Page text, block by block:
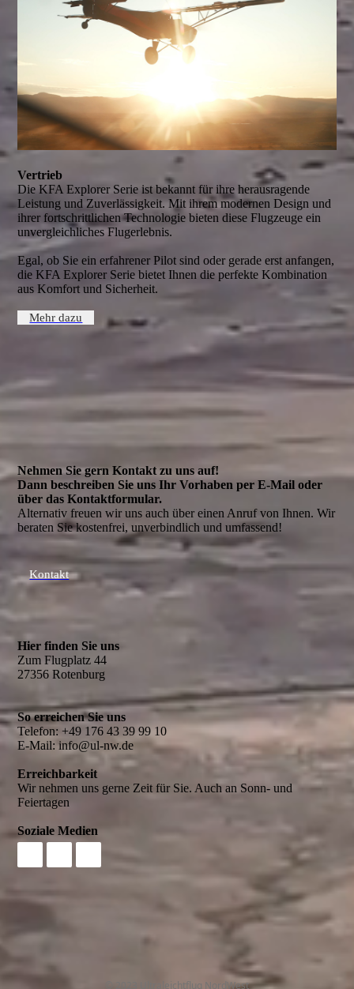
Vertrieb
Die KFA Explorer Serie ist bekannt für ihre herausragende
Leistung und Zuverlässigkeit. Mit ihrem modernen Design und
ihrer fortschrittlichen Technologie bieten diese Flugzeuge ein
unvergleichliches Flugerlebnis.
Egal, ob Sie ein erfahrener Pilot sind oder gerade erst anfangen,
die KFA Explorer Serie bietet Ihnen die perfekte Kombination
aus Komfort und Sicherheit.
Mehr dazu
Nehmen Sie gern Kontakt zu uns auf!
Dann beschreiben Sie uns Ihr Vorhaben per E-Mail oder
über das Kontakt­formular.
Alternativ freuen wir uns auch über einen Anruf von Ihnen. Wir
beraten Sie kostenfrei, unverbindlich und umfassend!
Kontakt
Hier finden Sie uns
Zum Flugplatz 44
27356 Rotenburg
So erreichen Sie uns
Telefon: +49 176 43 39 99 10
E-Mail: info@ul-nw.de
Erreichbarkeit
Wir nehmen uns gerne Zeit für Sie. Auch an Sonn- und
Feiertagen
Soziale Medien
© 2023 Ultraleichtflug NordWest